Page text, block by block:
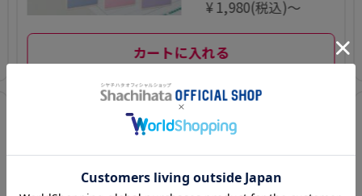
¥ 1,980(税込)～
カートに入れる
3
氏名印 別製 (5×
29mm)【別注
品】